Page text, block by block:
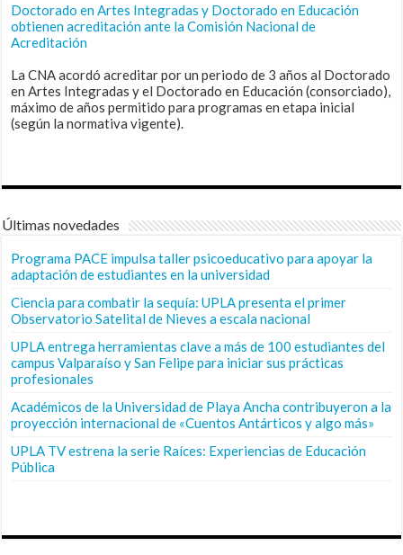
Doctorado en Artes Integradas y Doctorado en Educación
obtienen acreditación ante la Comisión Nacional de
Acreditación
La CNA acordó acreditar por un periodo de 3 años al Doctorado
en Artes Integradas y el Doctorado en Educación (consorciado),
máximo de años permitido para programas en etapa inicial
(según la normativa vigente).
Últimas novedades
Programa PACE impulsa taller psicoeducativo para apoyar la
adaptación de estudiantes en la universidad
Ciencia para combatir la sequía: UPLA presenta el primer
Observatorio Satelital de Nieves a escala nacional
UPLA entrega herramientas clave a más de 100 estudiantes del
campus Valparaíso y San Felipe para iniciar sus prácticas
profesionales
Académicos de la Universidad de Playa Ancha contribuyeron a la
proyección internacional de «Cuentos Antárticos y algo más»
UPLA TV estrena la serie Raíces: Experiencias de Educación
Pública